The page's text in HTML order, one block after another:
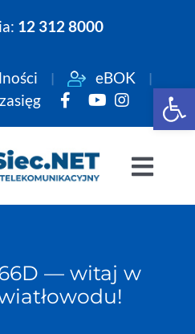
12 312 8000
eBOK
— witaj w